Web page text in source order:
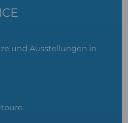
und Ausstellungen in